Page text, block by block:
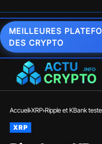
MEILLEURES
DES CRYPTO
Accueil XRP Ripple et KBank
XRP